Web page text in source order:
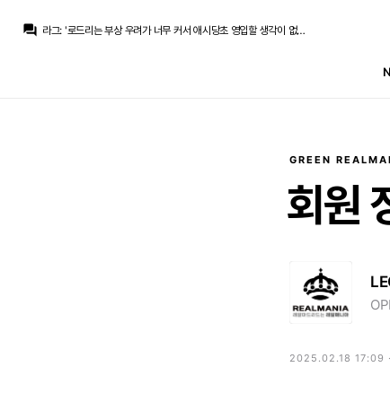
question_answer 라그: '로드리는 부상 우려가 너무 커서 애시당초 영입할 생각이 없었다'
9. 페레스가 리켈메의 공약이었기 때문에 로드리를 싫어했다는 것은 사실이 아님GREEN
회원
2025.02.18 17:09